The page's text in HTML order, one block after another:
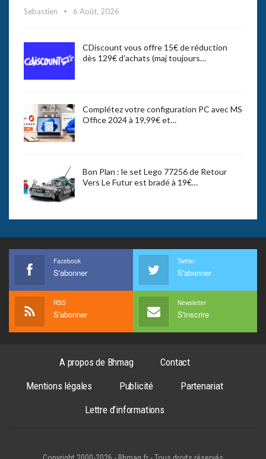
Sebastien 6 Août, 2026
CDiscount vous offre 15€ de réduction
dès 129€ d’achats (maj toujours…
Complétez votre configuration PC avec MS
Office 2024 à 19,99€ et…
Bon Plan : le set Lego 77256 de Retour
Vers Le Futur est bradé à 19€…
Facebook
S'abonner
Twitter
S'abonner
RSS
S'abonner
Newsletter
S'inscrire
A propos de Bhmag
Contact
Mentions légales
Publicité
Partenariat
Lettre d’informations